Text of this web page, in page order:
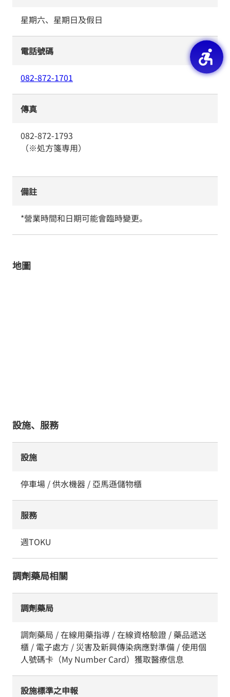
星期六、星期日及假日
電話號碼
082-872-1701
傳真
082-872-1793
（※処方箋専用）
備註
*營業時間和日期可能會臨時變更。
地圖
設施、服務
設施
停車場 / 供水機器 / 亞馬遜儲物櫃
服務
週TOKU
調劑藥局相關
調劑藥局
調劑藥局 / 在線用藥指導 / 在線資格驗證 / 藥品遞送
櫃 / 電子處方 / 災害及新興傳染病應對準備 / 使用個
人號碼卡（My Number Card）獲取醫療信息
設施標準之申報